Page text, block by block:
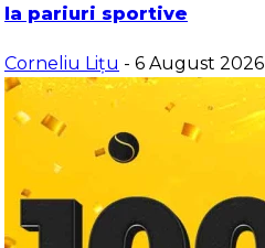
la pariuri sportive
Corneliu Lițu - 6 August 2026